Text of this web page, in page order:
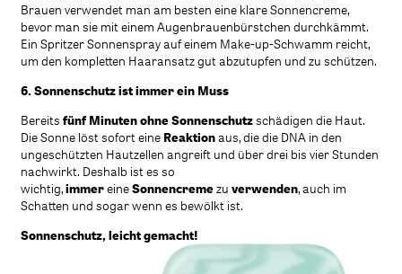
Brauen verwendet man am besten eine klare Sonnencreme,
bevor man sie mit einem Augenbrauenbürstchen durchkämmt.
Ein Spritzer Sonnenspray auf einem Make-up-Schwamm reicht,
um den kompletten Haaransatz gut abzutupfen und zu schützen.
6. Sonnenschutz ist immer ein Muss
Bereits fünf Minuten ohne Sonnenschutzschädigen die Haut.
Die Sonne löst sofort eine Reaktionaus, die die DNA in den
ungeschützten Hautzellen angreift und über drei bis vier Stunden
nachwirkt. Deshalb ist es so
wichtig,immereineSonnencremezu verwenden, auch im
Schatten und sogar wenn es bewölkt ist.
Sonnenschutz, leicht gemacht!